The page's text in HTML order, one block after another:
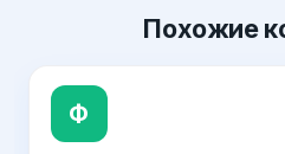
Похожие
Ф